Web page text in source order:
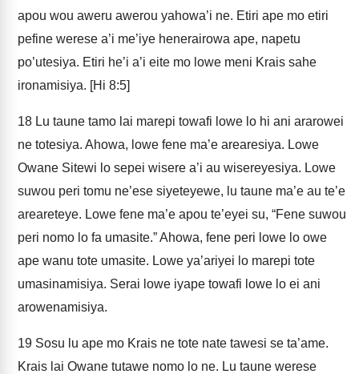
apou wou aweru awerou yahowa’i ne. Etiri ape mo etiri
pefine werese a’i me’iye henerairowa ape, napetu
po’utesiya. Etiri he’i a’i eite mo lowe meni Krais sahe
ironamisiya. [Hi 8:5]
18 Lu taune tamo lai marepi towafi lowe lo hi ani ararowei
ne totesiya. Ahowa, lowe fene ma’e arearesiya. Lowe
Owane Sitewi lo sepei wisere a’i au wisereyesiya. Lowe
suwou peri tomu ne’ese siyeteyewe, lu taune ma’e au te’e
areareteye. Lowe fene ma’e apou te’eyei su, “Fene suwou
peri nomo lo fa umasite.” Ahowa, fene peri lowe lo owe
ape wanu tote umasite. Lowe ya’ariyei lo marepi tote
umasinamisiya. Serai lowe iyape towafi lowe lo ei ani
arowenamisiya.
19 Sosu lu ape mo Krais ne tote nate tawesi se ta’ame.
Krais lai Owane tutawe nomo lo ne. Lu taune werese